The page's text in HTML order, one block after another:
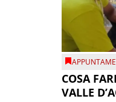
COSA
VALLE